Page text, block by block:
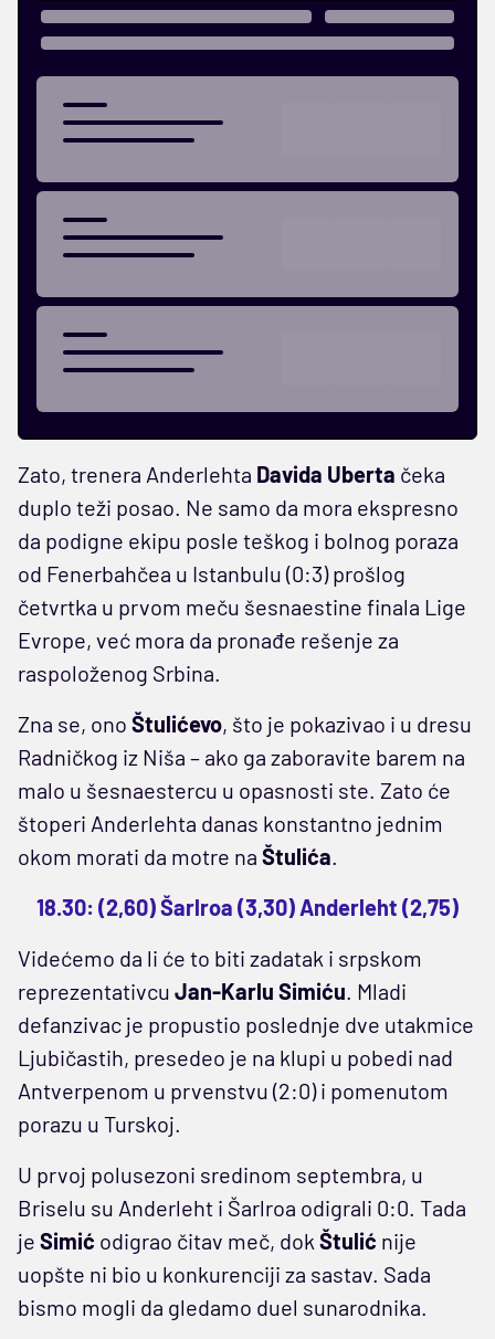
Zato, trenera Anderlehta Davida Uberta čeka
duplo teži posao. Ne samo da mora ekspresno
da podigne ekipu posle teškog i bolnog poraza
od Fenerbahčea u Istanbulu (0:3) prošlog
četvrtka u prvom meču šesnaestine finala Lige
Evrope, već mora da pronađe rešenje za
raspoloženog Srbina.
Zna se, ono Štulićevo, što je pokazivao i u dresu
Radničkog iz Niša – ako ga zaboravite barem na
malo u šesnaestercu u opasnosti ste. Zato će
štoperi Anderlehta danas konstantno jednim
okom morati da motre na Štulića.
18.30: (2,60) Šarlroa (3,30) Anderleht (2,75)
Videćemo da li će to biti zadatak i srpskom
reprezentativcu Jan-Karlu Simiću. Mladi
defanzivac je propustio poslednje dve utakmice
Ljubičastih, presedeo je na klupi u pobedi nad
Antverpenom u prvenstvu (2:0) i pomenutom
porazu u Turskoj.
U prvoj polusezoni sredinom septembra, u
Briselu su Anderleht i Šarlroa odigrali 0:0. Tada
je Simić odigrao čitav meč, dok Štulić nije
uopšte ni bio u konkurenciji za sastav. Sada
bismo mogli da gledamo duel sunarodnika.